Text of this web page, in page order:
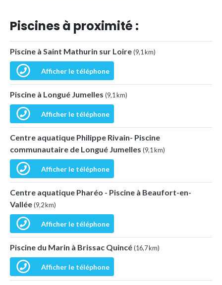
Piscines à proximité :
Piscine à Saint Mathurin sur Loire(9,1 km)
Afficher le téléphone
Piscine à Longué Jumelles (9,1 km)
Afficher le téléphone
Centre aquatique Philippe Rivain- Piscine
communautaire de Longué Jumelles (9,1 km)
Afficher le téléphone
Centre aquatique Pharéo - Piscine à Beaufort-en-
Vallée(9,2 km)
Afficher le téléphone
Piscine du Marin à Brissac Quincé(16,7 km)
Afficher le téléphone